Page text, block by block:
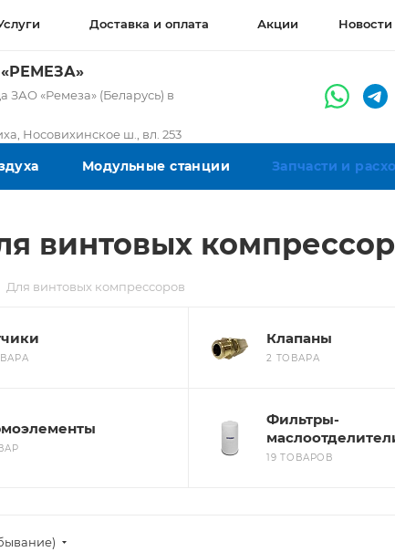
Доставка и оплата Акции Новости
ЗАО «Ремеза» (Беларусь) в
Носовихинское ш., вл. 253
Модульные станции Запчасти и
винтовых
Для винтовых компрессоров
Клапаны
2 ТОВАРА
Фильтры-
19 ТОВАРОВ